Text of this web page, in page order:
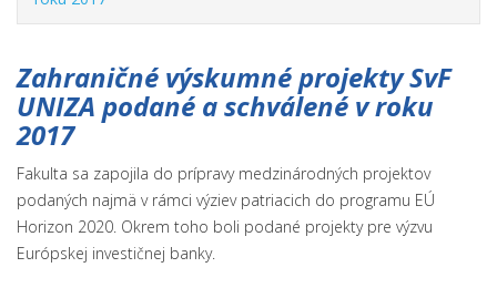
Zahraničné výskumné projekty SvF
UNIZA podané a schválené v roku
2017
Fakulta sa zapojila do prípravy medzinárodných projektov
podaných najmä v rámci výziev patriacich do programu EÚ
Horizon 2020. Okrem toho boli podané projekty pre výzvu
Európskej investičnej banky.